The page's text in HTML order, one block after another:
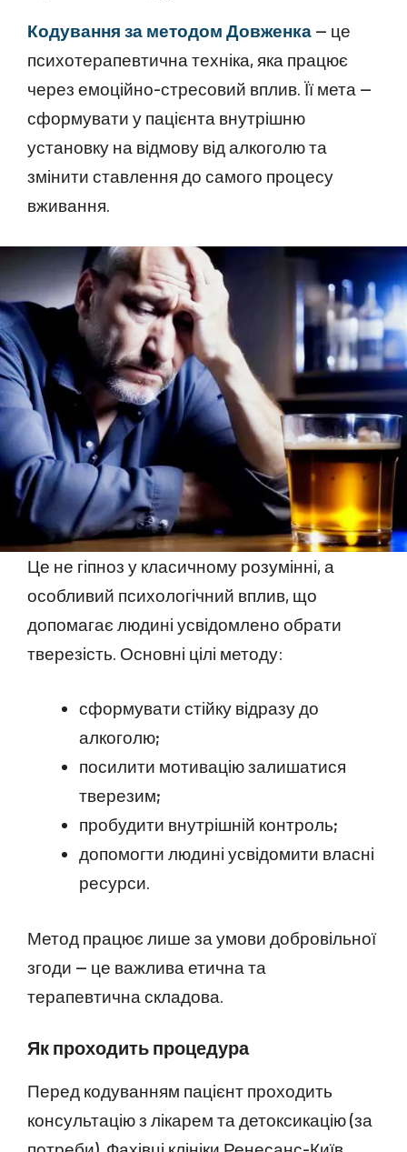
Кодування за методом Довженка — це
психотерапевтична техніка, яка працює
через емоційно-стресовий вплив. Її мета —
сформувати у пацієнта внутрішню
установку на відмову від алкоголю та
змінити ставлення до самого процесу
вживання.
Це не гіпноз у класичному розумінні, а
особливий психологічний вплив, що
допомагає людині усвідомлено обрати
тверезість. Основні цілі методу:
сформувати стійку відразу до
алкоголю;
посилити мотивацію залишатися
тверезим;
пробудити внутрішній контроль;
допомогти людині усвідомити власні
ресурси.
Метод працює лише за умови добровільної
згоди — це важлива етична та
терапевтична складова.
Як проходить процедура
Перед кодуванням пацієнт проходить
консультацію з лікарем та детоксикацію (за